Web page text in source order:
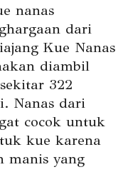
nanas
dari
Kue Nanas
diambil
322
Nanas dari
cocok untuk
kue karena
manis yang